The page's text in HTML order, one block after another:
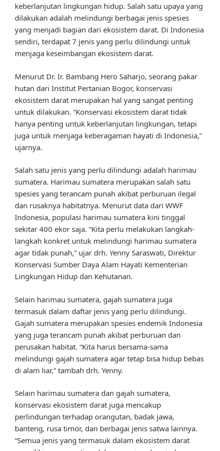
keberlanjutan lingkungan hidup. Salah satu upaya yang
dilakukan adalah melindungi berbagai jenis spesies
yang menjadi bagian dari ekosistem darat. Di Indonesia
sendiri, terdapat 7 jenis yang perlu dilindungi untuk
menjaga keseimbangan ekosistem darat.
Menurut Dr. Ir. Bambang Hero Saharjo, seorang pakar
hutan dari Institut Pertanian Bogor, konservasi
ekosistem darat merupakan hal yang sangat penting
untuk dilakukan. “Konservasi ekosistem darat tidak
hanya penting untuk keberlanjutan lingkungan, tetapi
juga untuk menjaga keberagaman hayati di Indonesia,”
ujarnya.
Salah satu jenis yang perlu dilindungi adalah harimau
sumatera. Harimau sumatera merupakan salah satu
spesies yang terancam punah akibat perburuan ilegal
dan rusaknya habitatnya. Menurut data dari WWF
Indonesia, populasi harimau sumatera kini tinggal
sekitar 400 ekor saja. “Kita perlu melakukan langkah-
langkah konkret untuk melindungi harimau sumatera
agar tidak punah,” ujar drh. Yenny Saraswati, Direktur
Konservasi Sumber Daya Alam Hayati Kementerian
Lingkungan Hidup dan Kehutanan.
Selain harimau sumatera, gajah sumatera juga
termasuk dalam daftar jenis yang perlu dilindungi.
Gajah sumatera merupakan spesies endemik Indonesia
yang juga terancam punah akibat perburuan dan
perusakan habitat. “Kita harus bersama-sama
melindungi gajah sumatera agar tetap bisa hidup bebas
di alam liar,” tambah drh. Yenny.
Selain harimau sumatera dan gajah sumatera,
konservasi ekosistem darat juga mencakup
perlindungan terhadap orangutan, badak jawa,
banteng, rusa timor, dan berbagai jenis satwa lainnya.
“Semua jenis yang termasuk dalam ekosistem darat